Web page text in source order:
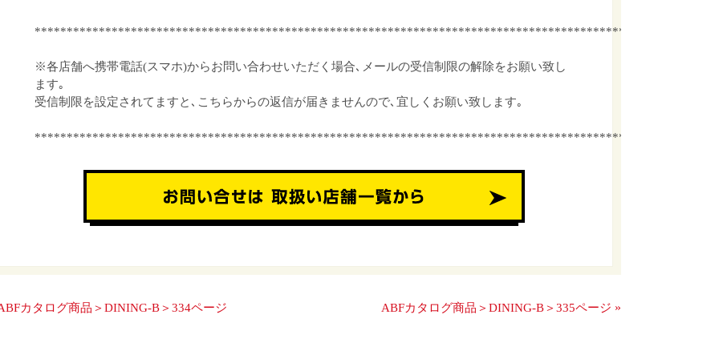
**************************************************************************************************
※各店舗へ携帯電話(スマホ)からお問い合わせいただく場合､メールの受信制限の解除をお願い致し
ます｡
受信制限を設定されてますと､こちらからの返信が届きませんので､宜しくお願い致します｡
**************************************************************************************************
カタログ商品＞DINING-B＞334ページ ABFカタログ商品＞DINING-B＞335ページ »